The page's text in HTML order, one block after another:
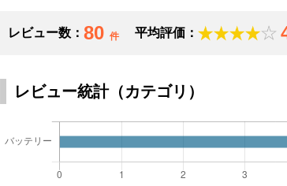
レビュー数： 80 件 平均評価：
レビュー統計（カテゴリ）